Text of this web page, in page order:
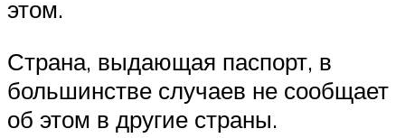
этом.
Страна, выдающая паспорт, в
большинстве случаев не сообщает
об этом в другие страны.